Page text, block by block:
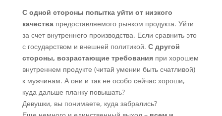
С одной стороны попытка уйти от низкого
качествапредоставляемого рынком продукта. Уйти
за счет внутреннего производства. Если сравнить это
с государством и внешней политикой. С другой
стороны, возрастающие требованияпри хорошем
внутреннем продукте (читай умении быть счатливой)
к мужчинам. А они и так не особо сейчас хороши,
куда дальше планку повышать?
Девушки, вы понимаете, куда забрались?